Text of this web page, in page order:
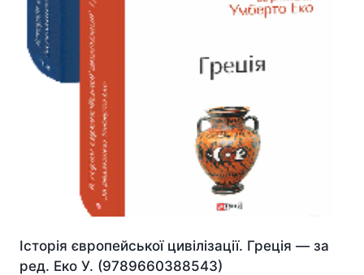
Історія європейської цивілізації. Греція — за
ред. Еко У. (9789660388543)